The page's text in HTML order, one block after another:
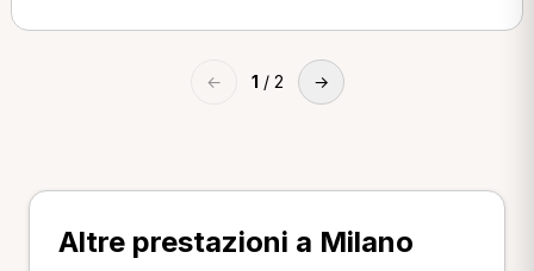
← 1 / 2 →
Altre prestazioni a Milano